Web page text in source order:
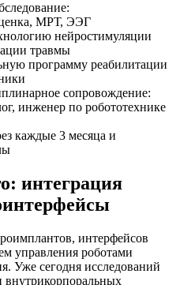
МРТ, ЭЭГ
нейростимуляции
травмы
программу реабилитации
сопровождение:
инженер по робототехнике
каждые 3 месяца и
интеграция
интерфейсов
управления роботами
Уже сегодня исследований
внутрикорпоральных